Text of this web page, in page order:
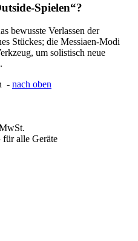
Spielen“?
bewusste Verlassen der
Stückes; die Messiaen-Modi
um solistisch neue
- nach oben
alle Geräte